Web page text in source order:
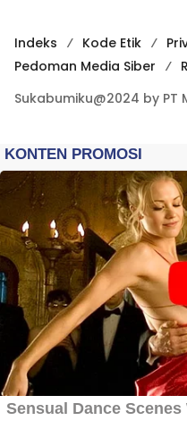
Indeks Kode Etik
Pedoman Media Siber
Sukabumiku@2024 by PT